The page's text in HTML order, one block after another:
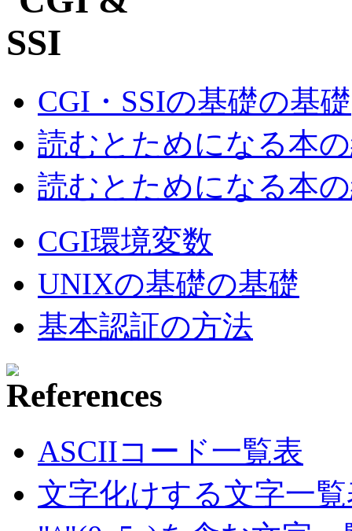
CGI・SSIの基礎の基礎
読むとためになる本
読むとためになる本
CGI環境変数
UNIXの基礎の基礎
基本認証の方法
ASCIIコード一覧表
文字化けする文字一